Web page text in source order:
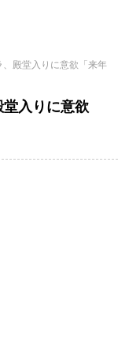
、殿堂入りに意欲「来年
堂入りに意欲